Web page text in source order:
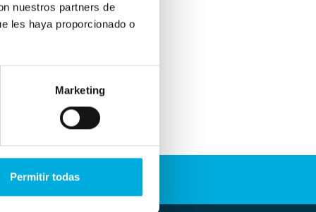
nuestros partners de
les haya proporcionado o
Marketing
Permitir todas